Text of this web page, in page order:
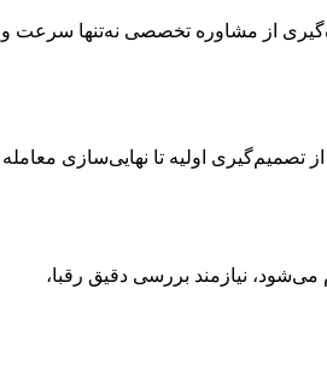
از مشاوره تخصصی نه‌تنها سرعت و
اولیه تا نهایی‌سازی معامله
نیازمند بررسی دقیق رقبا،